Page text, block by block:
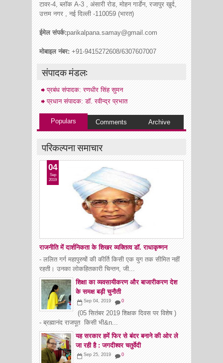
टावर-4, ब्लॉक A-3 , अंसारी रोड, मोहन गार्डेन, रजापुर खुर्द,
उत्तम नगर , नई दिल्ली -110059 (भारत)
ईमेल संपर्क:parikalpana.samay@gmail.com
मोबाइल नंबर: +91-9415272608/6307607007
संपादक मंडल:
प्रबंध संपादक: रणधीर सिंह सुमन
प्रधान संपादक: डॉ. रवीन्द्र प्रभात
Populars Comments Archive
परिकल्पना समाचार
राजनीति में दार्शनिकता के शिखर व्यक्तित्व डॉ. राधाकृष्णन
04
Sep
2019
- ललित गर्ग महापुरुषों की कीर्ति किसी एक युग तक सीमित नहीं
रहती। उनका लोकहितकारी चिन्तन, जी...
शिक्षा का व्यवसायीकरण और बाजारीकरण देश
के समक्ष बड़ी चुनौती
Sep 04, 2019 0
(05 सितंबर 2019 शिक्षक दिवस पर विशेष )
- ब्रह्मानंद राजपूत किसी भी&n...
यह सरकार हमें फिर से बंदर बनाने की ओर ले
जा रही है : जगदीश्वर चतुर्वेदी
Sep 25, 2019 0